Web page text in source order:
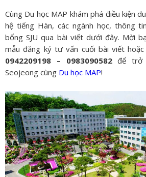
Cùng Du học MAP khám phá điều kiện
hệ tiếng Hàn, các ngành học, thông
bổng SJU qua bài viết dưới đây. Mời
mẫu đăng ký tư vấn cuối bài viết
0942209198 – 0983090582để trở
Seojeong cùng Du học MAP!